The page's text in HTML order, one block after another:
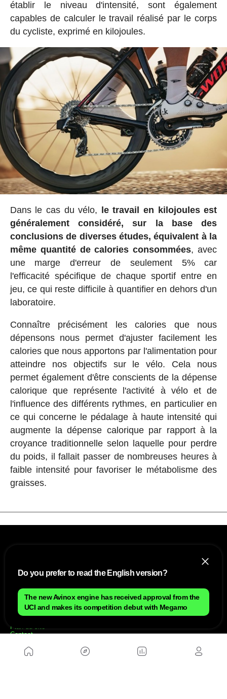
établir le niveau d'intensité, sont également
capables de calculer le travail réalisé par le corps
du cycliste, exprimé en kilojoules.
Dans le cas du vélo, le travail en kilojoules est
généralement considéré, sur la base des
conclusions de diverses études, équivalent à la
même quantité de calories consommées, avec
une marge d'erreur de seulement 5% car
l'efficacité spécifique de chaque sportif entre en
jeu, ce qui reste difficile à quantifier en dehors d'un
laboratoire.
Connaître précisément les calories que nous
dépensons nous permet d'ajuster facilement les
calories que nous apportons par l'alimentation pour
atteindre nos objectifs sur le vélo. Cela nous
permet également d'être conscients de la dépense
calorique que représente l'activité à vélo et de
l'influence des différents rythmes, en particulier en
ce qui concerne le pédalage à haute intensité qui
augmente la dépense calorique par rapport à la
croyance traditionnelle selon laquelle pour perdre
du poids, il fallait passer de nombreuses heures à
faible intensité pour favoriser le métabolisme des
graisses.
NOUS
Plan du site
Contact
Do you prefer to read the English version?
The new Avinox engine has received approval from the
UCI and makes its competition debut with Megamo